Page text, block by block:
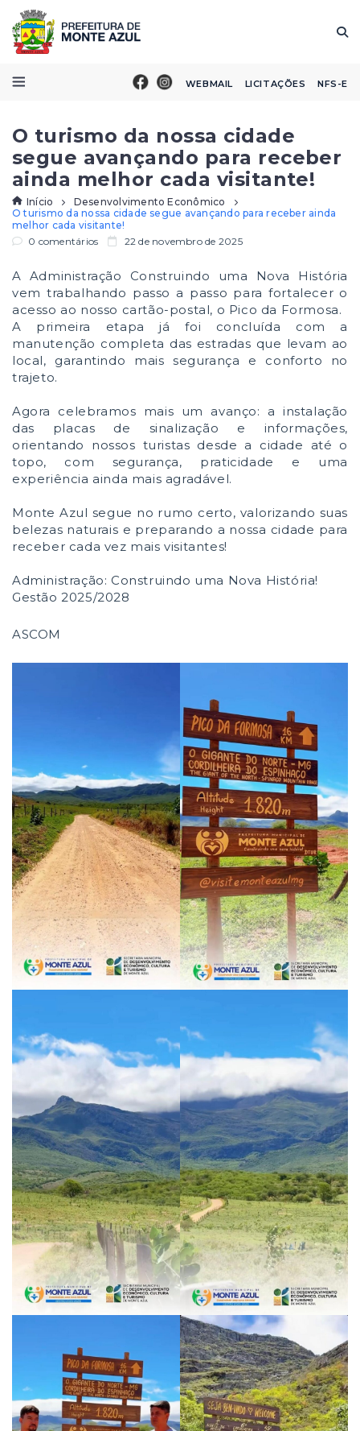
WEBMAIL LICITAÇÕES NFS-E
O turismo da nossa cidade
segue avançando para receber
ainda melhor cada visitante!
Início
Desenvolvimento Econômico
O turismo da nossa cidade segue avançando para receber ainda
melhor cada visitante!
0 comentários
22 de novembro de 2025
A Administração Construindo uma Nova História
vem trabalhando passo a passo para fortalecer o
acesso ao nosso cartão-postal, o Pico da Formosa.
A primeira etapa já foi concluída com a
manutenção completa das estradas que levam ao
local, garantindo mais segurança e conforto no
trajeto.
Agora celebramos mais um avanço: a instalação
das placas de sinalização e informações,
orientando nossos turistas desde a cidade até o
topo, com segurança, praticidade e uma
experiência ainda mais agradável.
Monte Azul segue no rumo certo, valorizando suas
belezas naturais e preparando a nossa cidade para
receber cada vez mais visitantes!
Administração: Construindo uma Nova História!
Gestão 2025/2028
ASCOM